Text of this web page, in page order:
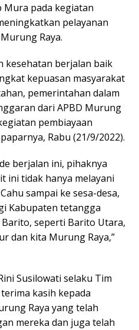
pada kegiatan
pelayanan
Raya.
kesehatan berjalan baik
kepuasan masyarakat
pemerintahan dalam
dari APBD Murung
pembiayaan
Rabu (21/9/2022).
berjalan ini, pihaknya
ini tidak hanya melayani
sampai ke sesa-desa,
Kabupaten tetangga
Barito, seperti Barito Utara,
dan kita Murung Raya,”
Susilowati selaku Tim
kasih kepada
Raya yang telah
mereka dan juga telah